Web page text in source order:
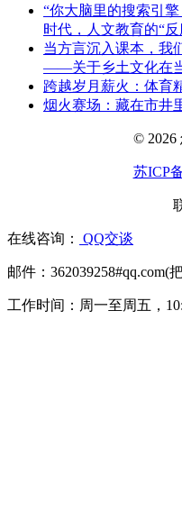
“你大脑里的搜索引
时代，人文教育的“
当方言沉入课本，我
——关于乡土文化在
跨越岁月薪火：体育
烟火赛场：藏在市井
© 2026
苏ICP
在线咨询： QQ交谈
邮件：362039258#qq.com(
工作时间：周一至周五，